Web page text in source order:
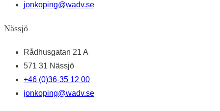
jonkoping@wadv.se
Nässjö
Rådhusgatan 21 A
571 31 Nässjö
+46 (0)36-35 12 00
jonkoping@wadv.se